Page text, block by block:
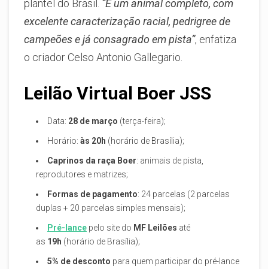
plantel do Brasil. “É um animal completo, com
excelente caracterização racial, pedrigree de
campeões e já consagrado em pista”, enfatiza
o criador Celso Antonio Gallegario.
Leilão Virtual Boer JSS
Data: 28 de março (terça-feira);
Horário: às 20h (horário de Brasília);
Caprinos da raça Boer: animais de pista,
reprodutores e matrizes;
Formas de pagamento: 24 parcelas (2 parcelas
duplas + 20 parcelas simples mensais);
Pré-lance pelo site do MF Leilões até
as 19h (horário de Brasília);
5% de desconto para quem participar do pré-lance